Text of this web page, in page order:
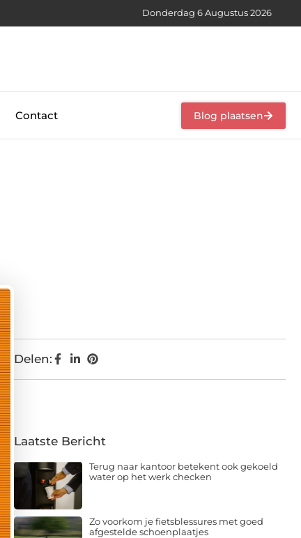
Donderdag 6 Augustus 2026
Contact Blog plaatsen
Delen:
Laatste Bericht
Terug naar kantoor betekent ook gekoeld
water op het werk checken
Zo voorkom je fietsblessures met goed
afgestelde schoenplaatjes